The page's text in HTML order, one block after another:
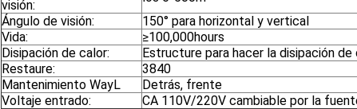
visión:
Ángulo de visión:
150° para horizontal y vertical
Vida:
≥100,000hours
Disipación de calor:
Estructure para hacer la disipación de
Restaure:
3840
Mantenimiento WayL
Detrás, frente
Voltaje entrado:
CA 110V/220V cambiable por la